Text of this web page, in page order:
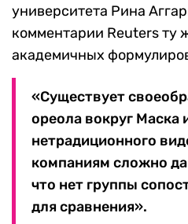
университета Рина
комментарии Reuters ту
академичных
«Существует
ореола вокруг Маска
нетрадиционного
компаниям сложно
что нет группы
для сравнения».